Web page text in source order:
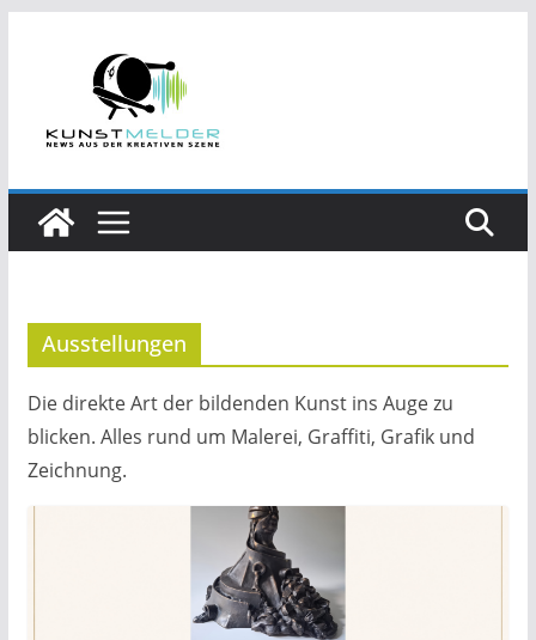
Ausstellungen
Die direkte Art der bildenden Kunst ins Auge zu
blicken. Alles rund um Malerei, Graffiti, Grafik und
Zeichnung.